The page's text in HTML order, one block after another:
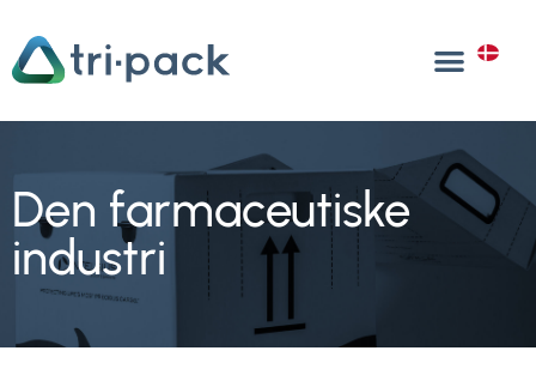
indholdet
Den farmaceutiske
industri